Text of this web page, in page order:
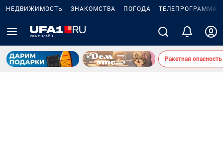
НЕДВИЖИМОСТЬ ЗНАКОМСТВА ПОГОДА ТЕЛЕПРОГРАММА
Ракетная